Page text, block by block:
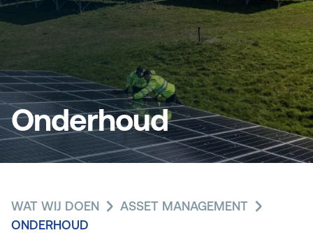
Onderhoud
WAT WIJ DOEN
ASSET MANAGEMENT
ONDERHOUD